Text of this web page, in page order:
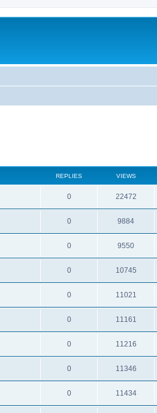
REPLIES VIEWS
0 22472
0 9884
0 9550
0 10745
0 11021
0 11161
0 11216
0 11346
0 11434